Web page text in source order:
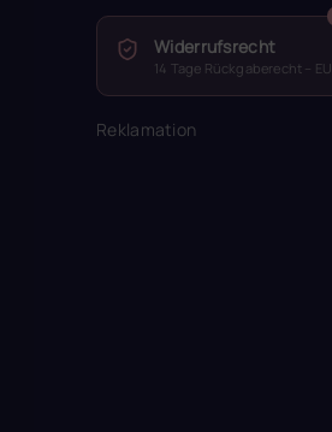
Widerrufsrecht
14 Tage Rückgaberecht – EU
Reklamation